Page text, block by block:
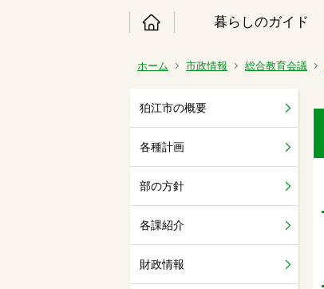
暮らしのガイド
ホーム 市政情報 総合教育会議
狛江市の概要
各種計画
部の方針
各課紹介
財政情報